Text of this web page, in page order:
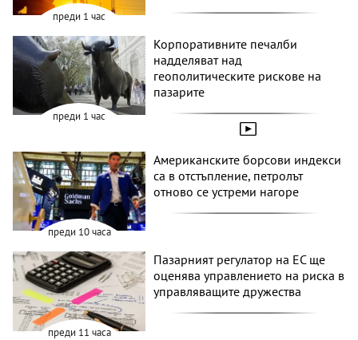
преди 1 час
преди 1 час
Корпоративните печалби
надделяват над
геополитическите рискове на
пазарите
преди 10 часа
Американските борсови индекси
са в отстъпление, петролът
отново се устреми нагоре
преди 11 часа
Пазарният регулатор на ЕС ще
оценява управлението на риска в
управляващите дружества